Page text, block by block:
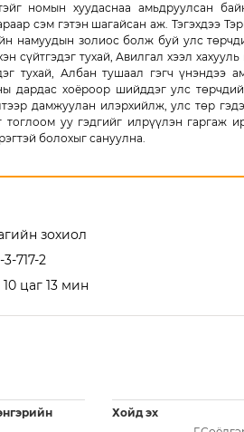
номын хуудаснаа амьдруулсан
сэм гэтэн шагайсан аж. Тэгэхдээ
намуудын золиос болж буй улс
сүйтгэдэг тухай, Авилгал хээл
тухай, Албан тушаал гэгч үнэндээ
дардас хоёроор шийддэг улс
дамжуулан илэрхийлж, улс төр
уу гэдгийг илрүүлэн гаргаж
болохыг сануулна.
зохиол
717-2
10 цаг 13 мин
Хойд эх